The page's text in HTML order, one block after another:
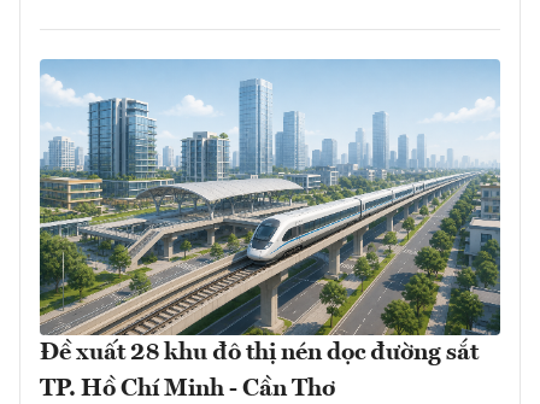
Đề xuất 28 khu đô thị nén dọc đường sắt
TP. Hồ Chí Minh - Cần Thơ